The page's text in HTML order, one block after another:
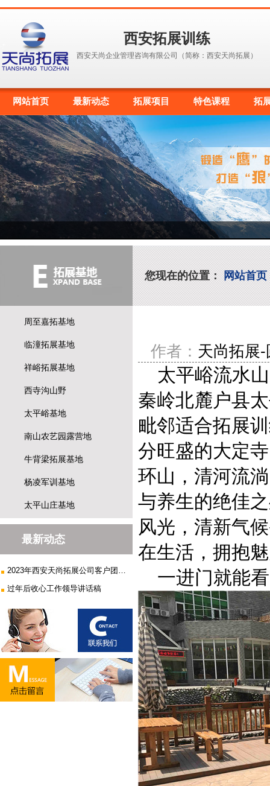
西安拓展训练
西安天尚企业管理咨询有限公司（简称：西安天尚拓展）
网站首页 最新动态 拓展项目 特色课程 拓
周至嘉拓基地
临潼拓展基地
祥峪拓展基地
西寺沟山野
太平峪基地
南山农艺园露营地
牛背梁拓展基地
杨凌军训基地
太平山庄基地
最新动态
2023年西安天尚拓展公司客户团建...
过年后收心工作领导讲话稿
您现在的位置： 网站首页
作者： 天尚拓展
太平峪流水山
秦岭北麓户县
毗邻适合拓展
分旺盛的大定
环山，清河流
与养生的绝佳
风光，清新气
在生活，拥抱
一进门就能看